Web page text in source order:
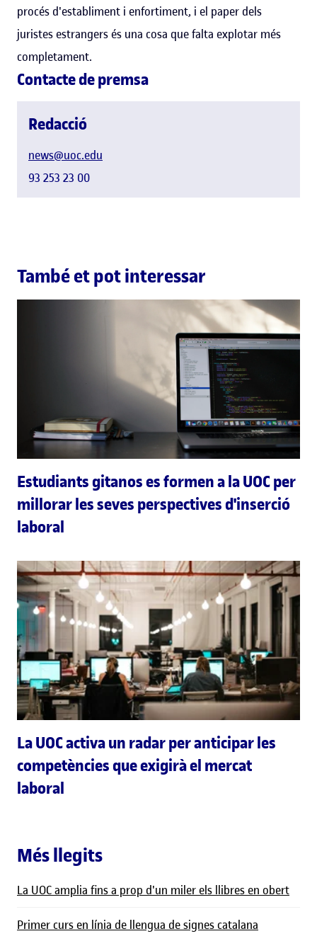
procés d'establiment i enfortiment, i el paper dels
juristes estrangers és una cosa que falta explotar més
completament.
Contacte de premsa
Redacció
news@uoc.edu
93 253 23 00
També et pot interessar
Estudiants gitanos es formen a la UOC per
millorar les seves perspectives d'inserció
laboral
La UOC activa un radar per anticipar les
competències que exigirà el mercat
laboral
Més llegits
La UOC amplia fins a prop d'un miler els llibres en obert
Primer curs en línia de llengua de signes catalana